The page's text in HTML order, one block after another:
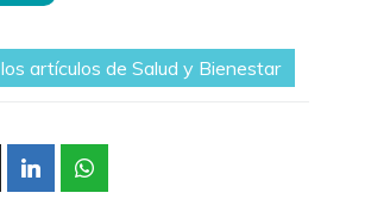
artículos de Salud y Bienestar